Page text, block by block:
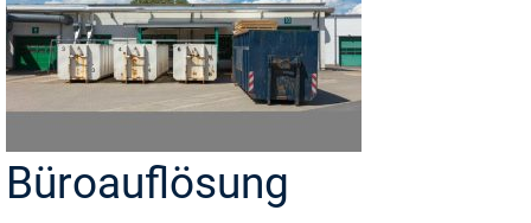
Büroauflösung